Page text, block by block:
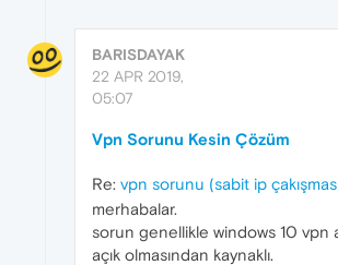
BARISDAYAK
22 APR 2019,
05:07
Vpn Sorunu Kesin Çözüm
Re: vpn sorunu (sabit ip
merhabalar.
sorun genellikle windows 10 vpn
açık olmasından kaynaklı.